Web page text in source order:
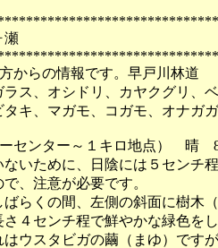
瀬
からの情報です。早戸川林道
ス、オシドリ、カヤクグリ、
、マガモ、コガモ、オナガ
センター～１キロ地点） 晴
いために、日陰には５センチ
、注意が必要です。
らくの間、左側の斜面に樹木
さ４センチ程で鮮やかな緑色を
ウスタビガの繭（まゆ）です